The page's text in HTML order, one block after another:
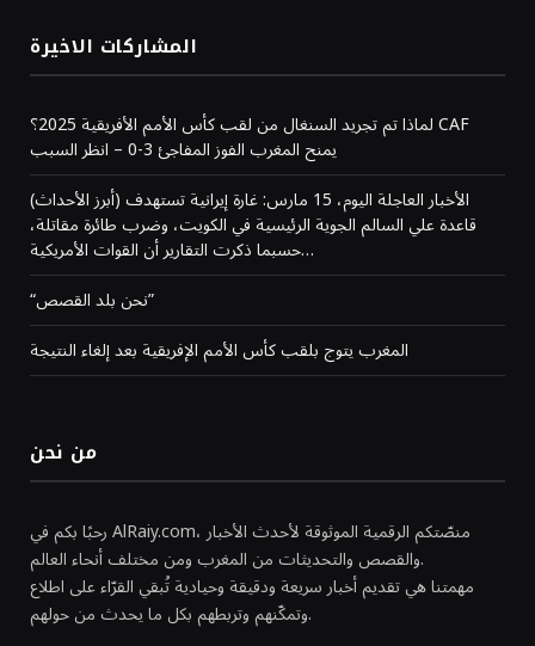
المشاركات الاخيرة
لماذا تم تجريد السنغال من لقب كأس الأمم الأفريقية 2025؟ CAF
يمنح المغرب الفوز المفاجئ 3-0 – انظر السبب
(أبرز الأحداث) الأخبار العاجلة اليوم، 15 مارس: غارة إيرانية تستهدف
قاعدة علي السالم الجوية الرئيسية في الكويت، وضرب طائرة مقاتلة،
حسبما ذكرت التقارير أن القوات الأمريكية…
“نحن بلد القصص”
المغرب يتوج بلقب كأس الأمم الإفريقية بعد إلغاء النتيجة
من نحن
رحبًا بكم في AlRaiy.com، منصّتكم الرقمية الموثوقة لأحدث الأخبار
والقصص والتحديثات من المغرب ومن مختلف أنحاء العالم.
مهمتنا هي تقديم أخبار سريعة ودقيقة وحيادية تُبقي القرّاء على اطلاع
وتمكّنهم وتربطهم بكل ما يحدث من حولهم.